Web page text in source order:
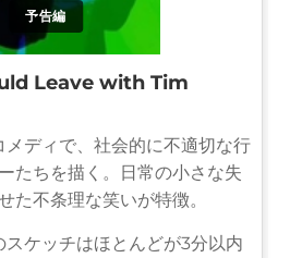
予告編
Leave with Tim
メディで、社会的に不適切な行
たちを描く。日常の小さな失
た不条理な笑いが特徴。
スケッチはほとんどが3分以内